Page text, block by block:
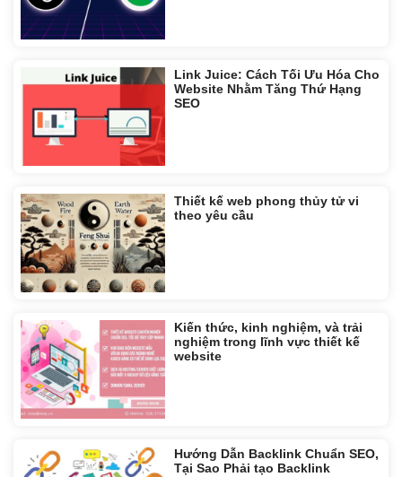
Link Juice: Cách Tối Ưu Hóa Cho
Website Nhằm Tăng Thứ Hạng
SEO
Thiết kế web phong thủy tử vi
theo yêu cầu
Kiến thức, kinh nghiệm, và trải
nghiệm trong lĩnh vực thiết kế
website
Hướng Dẫn Backlink Chuẩn SEO,
Tại Sao Phải tạo Backlink